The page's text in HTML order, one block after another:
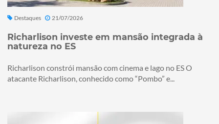
Destaques 21/07/2026
Richarlison investe em mansão integrada à
natureza no ES
Richarlison constrói mansão com cinema e lago no ES O
atacante Richarlison, conhecido como “Pombo” e...